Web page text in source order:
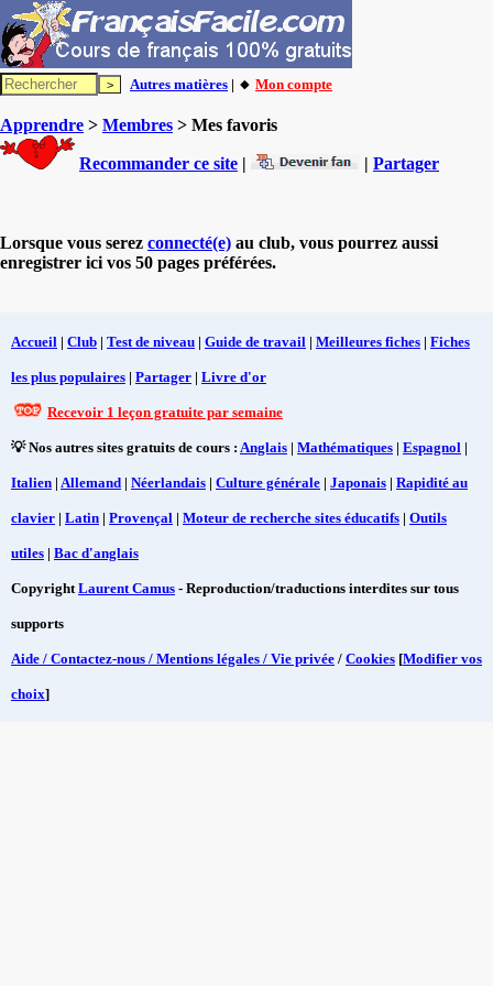
Autres matières | 🔸 Mon compte
Apprendre > Membres > Mes favoris
Recommander ce site | | Partager
Lorsque vous serez connecté(e) au club, vous pourrez aussi
enregistrer ici vos 50 pages préférées.
Accueil | Club | Test de niveau | Guide de travail | Meilleures fiches | Fiches
les plus populaires | Partager | Livre d'or
Recevoir 1 leçon gratuite par semaine
💡 Nos autres sites gratuits de cours : Anglais | Mathématiques | Espagnol |
Italien | Allemand | Néerlandais | Culture générale | Japonais | Rapidité au
clavier | Latin | Provençal | Moteur de recherche sites éducatifs | Outils
utiles | Bac d'anglais
CopyrightLaurent Camus - Reproduction/traductions interdites sur tous
supports
Aide / Contactez-nous / Mentions légales / Vie privée / Cookies [Modifier vos
choix]